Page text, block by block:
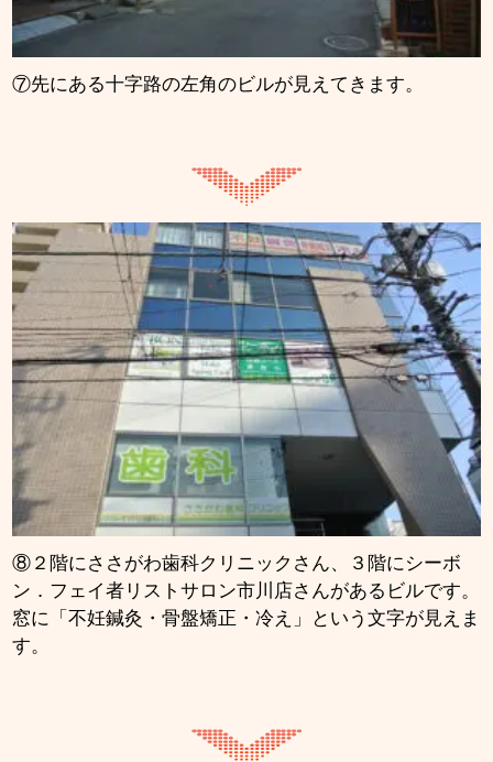
⑦先にある十字路の左角のビルが見えてきます。
⑧２階にささがわ歯科クリニックさん、３階にシーボ
ン．フェイ者リストサロン市川店さんがあるビルです。
窓に「不妊鍼灸・骨盤矯正・冷え」という文字が見えま
す。